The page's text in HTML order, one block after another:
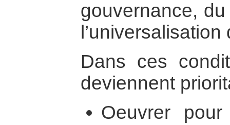
gouvernance,
Dans ces
deviennent
Oeuvrer